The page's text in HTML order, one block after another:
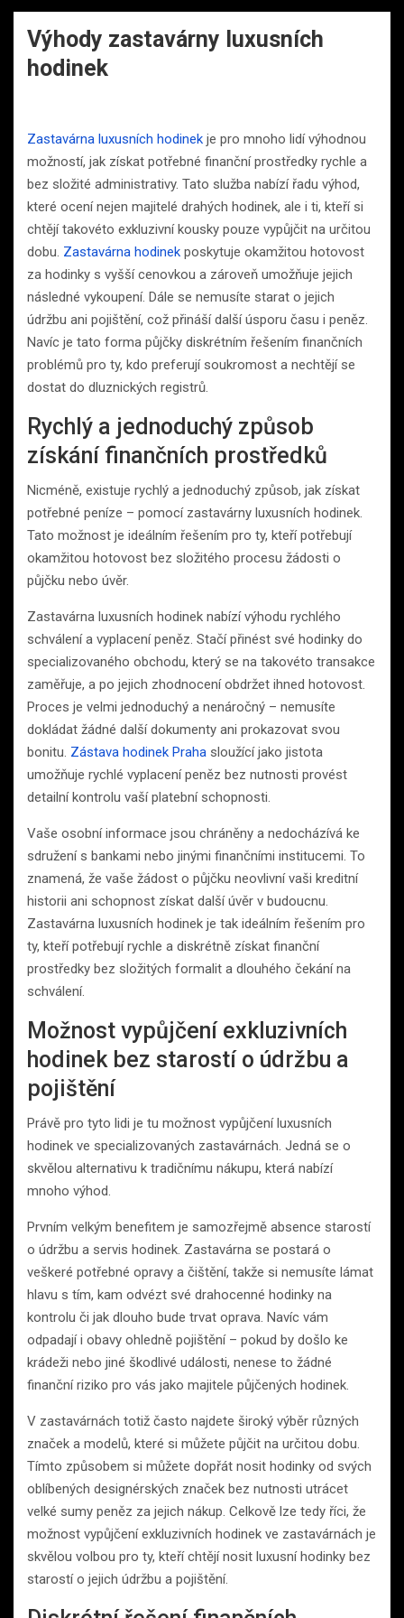
Výhody zastavárny luxusních
hodinek
Zastavárna luxusních hodinek je pro mnoho lidí výhodnou
možností, jak získat potřebné finanční prostředky rychle a
bez složité administrativy. Tato služba nabízí řadu výhod,
které ocení nejen majitelé drahých hodinek, ale i ti, kteří si
chtějí takovéto exkluzivní kousky pouze vypůjčit na určitou
dobu. Zastavárna hodinek poskytuje okamžitou hotovost
za hodinky s vyšší cenovkou a zároveň umožňuje jejich
následné vykoupení. Dále se nemusíte starat o jejich
údržbu ani pojištění, což přináší další úsporu času i peněz.
Navíc je tato forma půjčky diskrétním řešením finančních
problémů pro ty, kdo preferují soukromost a nechtějí se
dostat do dluznických registrů.
Rychlý a jednoduchý způsob
získání finančních prostředků
Nicméně, existuje rychlý a jednoduchý způsob, jak získat
potřebné peníze – pomocí zastavárny luxusních hodinek.
Tato možnost je ideálním řešením pro ty, kteří potřebují
okamžitou hotovost bez složitého procesu žádosti o
půjčku nebo úvěr.
Zastavárna luxusních hodinek nabízí výhodu rychlého
schválení a vyplacení peněz. Stačí přinést své hodinky do
specializovaného obchodu, který se na takovéto transakce
zaměřuje, a po jejich zhodnocení obdržet ihned hotovost.
Proces je velmi jednoduchý a nenáročný – nemusíte
dokládat žádné další dokumenty ani prokazovat svou
bonitu. Zástava hodinek Praha sloužící jako jistota
umožňuje rychlé vyplacení peněz bez nutnosti provést
detailní kontrolu vaší platební schopnosti.
Vaše osobní informace jsou chráněny a nedocházívá ke
sdružení s bankami nebo jinými finančními institucemi. To
znamená, že vaše žádost o půjčku neovlivní vaši kreditní
historii ani schopnost získat další úvěr v budoucnu.
Zastavárna luxusních hodinek je tak ideálním řešením pro
ty, kteří potřebují rychle a diskrétně získat finanční
prostředky bez složitých formalit a dlouhého čekání na
schválení.
Možnost vypůjčení exkluzivních
hodinek bez starostí o údržbu a
pojištění
Právě pro tyto lidi je tu možnost vypůjčení luxusních
hodinek ve specializovaných zastavárnách. Jedná se o
skvělou alternativu k tradičnímu nákupu, která nabízí
mnoho výhod.
Prvním velkým benefitem je samozřejmě absence starostí
o údržbu a servis hodinek. Zastavárna se postará o
veškeré potřebné opravy a čištění, takže si nemusíte lámat
hlavu s tím, kam odvézt své drahocenné hodinky na
kontrolu či jak dlouho bude trvat oprava. Navíc vám
odpadají i obavy ohledně pojištění – pokud by došlo ke
krádeži nebo jiné škodlivé události, nenese to žádné
finanční riziko pro vás jako majitele půjčených hodinek.
V zastavárnách totiž často najdete široký výběr různých
značek a modelů, které si můžete půjčit na určitou dobu.
Tímto způsobem si můžete dopřát nosit hodinky od svých
oblíbených designérských značek bez nutnosti utrácet
velké sumy peněz za jejich nákup. Celkově lze tedy říci, že
možnost vypůjčení exkluzivních hodinek ve zastavárnách je
skvělou volbou pro ty, kteří chtějí nosit luxusní hodinky bez
starostí o jejich údržbu a pojištění.